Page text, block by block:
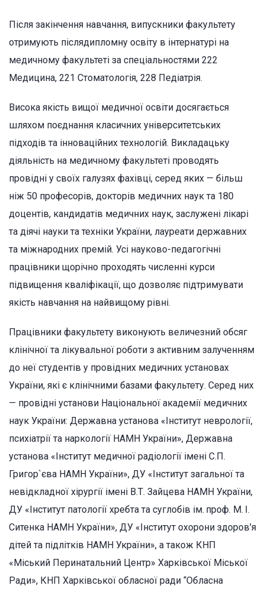
Після закінчення навчання, випускники факультету
отримують післядипломну освіту в інтернатурі на
медичному факультеті за спеціальностями 222
Медицина, 221 Стоматологія, 228 Педіатрія.
Висока якість вищої медичної освіти досягається
шляхом поєднання класичних університетських
підходів та інноваційних технологій. Викладацьку
діяльність на медичному факультеті проводять
провідні у своїх галузях фахівці, серед яких — більш
ніж 50 професорів, докторів медичних наук та 180
доцентів, кандидатів медичних наук, заслужені лікарі
та діячі науки та техніки України, лауреати державних
та міжнародних премій. Усі науково-педагогічні
працівники щорічно проходять численні курси
підвищення кваліфікації, що дозволяє підтримувати
якість навчання на найвищому рівні.
Працівники факультету виконують величезний обсяг
клінічної та лікувальної роботи з активним залученням
до неї студентів у провідних медичних установах
України, які є клінічними базами факультету. Серед них
— провідні установи Національної академії медичних
наук України: Державна установа «Інститут неврології,
психіатрії та наркології НАМН України», Державна
установа «Інститут медичної радіології імені С.П.
Григор`єва НАМН України», ДУ «Інститут загальної та
невідкладної хірургії імені В.Т. Зайцева НАМН України,
ДУ «Інститут патології хребта та суглобів ім. проф. М. І.
Ситенка НАМН України», ДУ «Інститут охорони здоров'я
дітей та підлітків НАМН України», а також КНП
«Міський Перинатальний Центр» Харківської Міської
Ради», КНП Харківської обласної ради “Обласна